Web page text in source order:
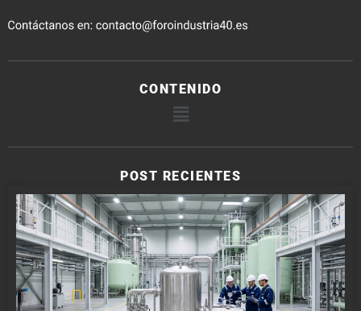
CONTENIDO
POST RECIENTES